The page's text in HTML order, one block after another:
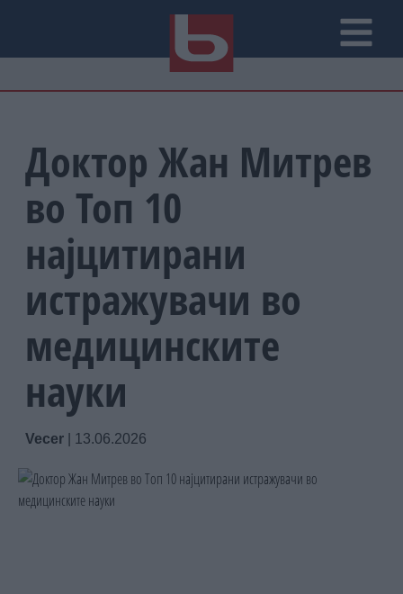
Доктор Жан Митрев
во Топ 10
најцитирани
истражувачи во
медицинските
науки
Vecer 13.06.2026